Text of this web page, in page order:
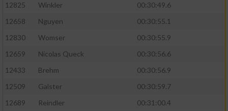
12825
Winkler
00:30:49.6
12658
Nguyen
00:30:55.1
12830
Womser
00:30:55.9
12659
Nicolas Queck
00:30:56.6
12433
Brehm
00:30:56.9
12509
Galster
00:30:59.7
12689
Reindler
00:31:00.4